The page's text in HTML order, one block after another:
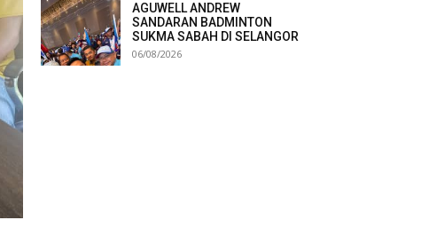
AGUWELL ANDREW
SANDARAN BADMINTON
SUKMA SABAH DI SELANGOR
06/08/2026